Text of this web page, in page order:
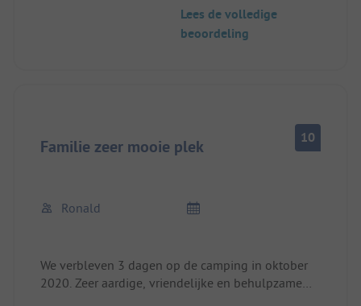
Lees de volledige
beoordeling
Familie zeer mooie plek 10
Ronald
We verbleven 3 dagen op de camping in oktober
2020. Zeer aardige, vriendelijke en behulpzame